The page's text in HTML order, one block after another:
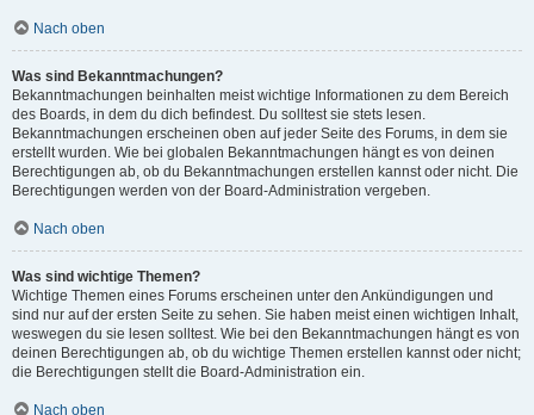
Nach oben
Was sind Bekanntmachungen?
Bekanntmachungen beinhalten meist wichtige Informationen zu dem Bereich
des Boards, in dem du dich befindest. Du solltest sie stets lesen.
Bekanntmachungen erscheinen oben auf jeder Seite des Forums, in dem sie
erstellt wurden. Wie bei globalen Bekanntmachungen hängt es von deinen
Berechtigungen ab, ob du Bekanntmachungen erstellen kannst oder nicht. Die
Berechtigungen werden von der Board-Administration vergeben.
Nach oben
Was sind wichtige Themen?
Wichtige Themen eines Forums erscheinen unter den Ankündigungen und
sind nur auf der ersten Seite zu sehen. Sie haben meist einen wichtigen Inhalt,
weswegen du sie lesen solltest. Wie bei den Bekanntmachungen hängt es von
deinen Berechtigungen ab, ob du wichtige Themen erstellen kannst oder nicht;
die Berechtigungen stellt die Board-Administration ein.
Nach oben